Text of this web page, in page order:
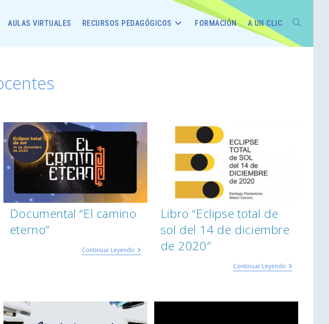
AULAS VIRTUALES RECURSOS PEDAGÓGICOS FORMACIÓN A UN CLIC
Documental “El camino
eterno”
Continuar Leyendo
Libro “Eclipse total de
sol del 14 de diciembre
de 2020″
Continuar Leyendo